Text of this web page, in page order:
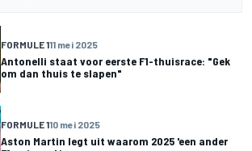
FORMULE 111 mei 2025
Antonelli staat voor eerste F1-thuisrace: "Gek
om dan thuis te slapen"
FORMULE 110 mei 2025
Aston Martin legt uit waarom 2025 'een ander